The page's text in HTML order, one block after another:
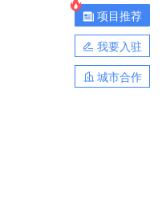
项目推荐
我要入驻
城市合作